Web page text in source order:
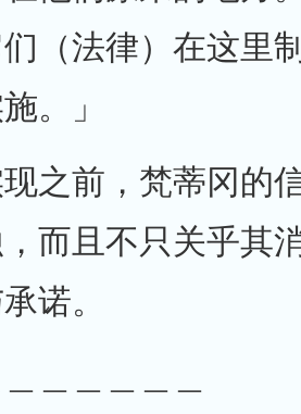
（法律）在这里
。」
之前，梵蒂冈的
而且不只关乎其
诺。